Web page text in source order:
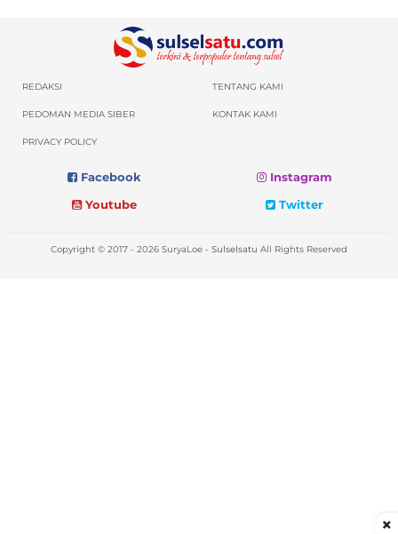
REDAKSI TENTANG KAMI
PEDOMAN MEDIA SIBER KONTAK KAMI
PRIVACY POLICY
Facebook
Instagram
Youtube
Twitter
Copyright © 2017 - 2026 SuryaLoe - Sulselsatu All Rights Reserved
×